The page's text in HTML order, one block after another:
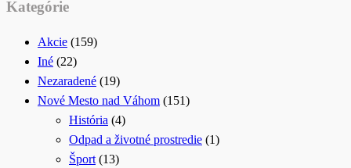
Kategórie
Akcie (159)
Iné (22)
Nezaradené (19)
Nové Mesto nad Váhom (151)
História (4)
Odpad a životné prostredie (1)
Šport (13)